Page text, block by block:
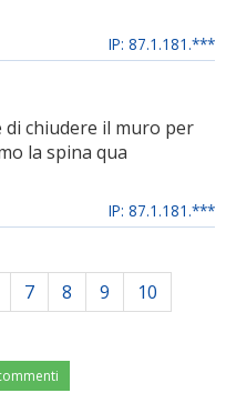
IP: 87.1.181.***
di chiudere il muro per
la spina qua
IP: 87.1.181.***
7 8 9 10